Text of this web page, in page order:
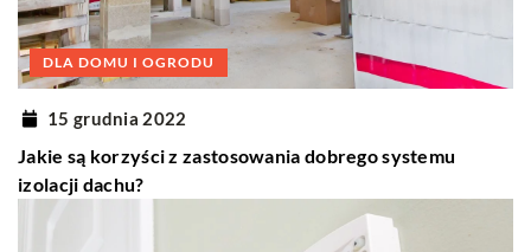
DLA DOMU I OGRODU
15 grudnia 2022
Jakie są korzyści z zastosowania dobrego systemu
izolacji dachu?